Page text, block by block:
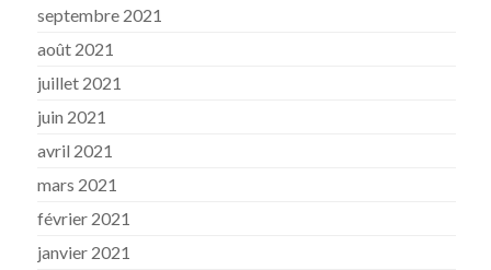
septembre 2021
août 2021
juillet 2021
juin 2021
avril 2021
mars 2021
février 2021
janvier 2021